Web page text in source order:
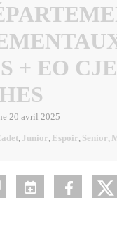
+ EO
20 avril 2025
Junior Espoir Senior